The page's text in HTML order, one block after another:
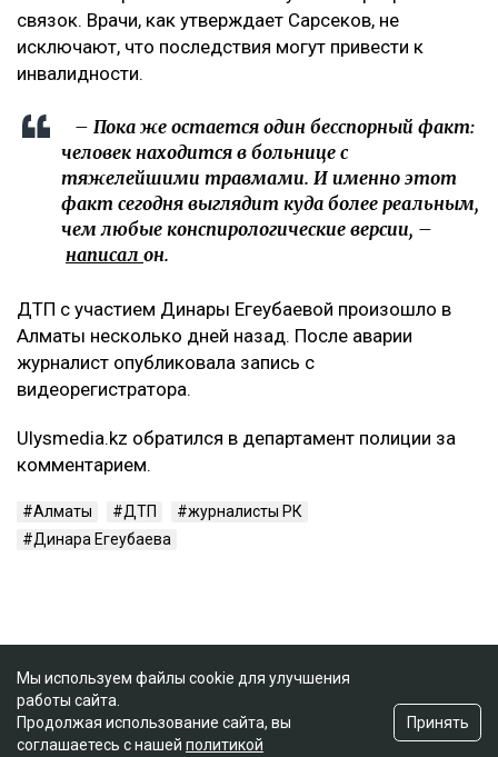
связок. Врачи, как утверждает Сарсеков, не
исключают, что последствия могут привести к
инвалидности.
– Пока же остается один бесспорный факт:
человек находится в больнице с
тяжелейшими травмами. И именно этот
факт сегодня выглядит куда более реальным,
чем любые конспирологические версии, –
написал он.
ДТП с участием Динары Егеубаевой произошло в
Алматы несколько дней назад. После аварии
журналист опубликовала запись с
видеорегистратора.
Ulysmedia.kz обратился в департамент полиции за
комментарием.
Алматы ДТП
журналисты РК
Динара Егеубаева
Мы используем файлы cookie для улучшения
работы сайта.
Продолжая использование сайта, вы
соглашаетесь с нашей политикой
Принять